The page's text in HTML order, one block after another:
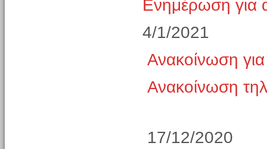
Ενημέρωση για
4/1/2021
Ανακοίνωση
Ανακοίνωση
17/12/2020